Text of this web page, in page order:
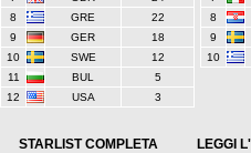
8
GRE
22
9
GER
18
10
SWE
12
11
BUL
5
12
USA 3
8
9
10
STARLIST COMPLETA
LEGGI